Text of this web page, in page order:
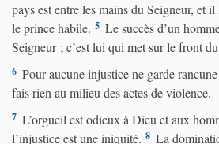
pays est entre les mains du Seigneur, et
le prince habile. 5 Le succès d’un
Seigneur ; c’est lui qui met sur le front
6 Pour aucune injustice ne garde
fais rien au milieu des actes de violence.
7 L’orgueil est odieux à Dieu et aux
l’injustice est une iniquité. 8 La